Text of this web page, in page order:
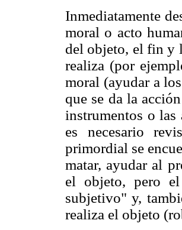
Inmediatamente
moral o acto
del objeto, el fin y
realiza (por
moral (ayudar a
que se da la
instrumentos o
es necesario
primordial se
matar, ayudar al
el objeto, pero
subjetivo" y,
realiza el objeto